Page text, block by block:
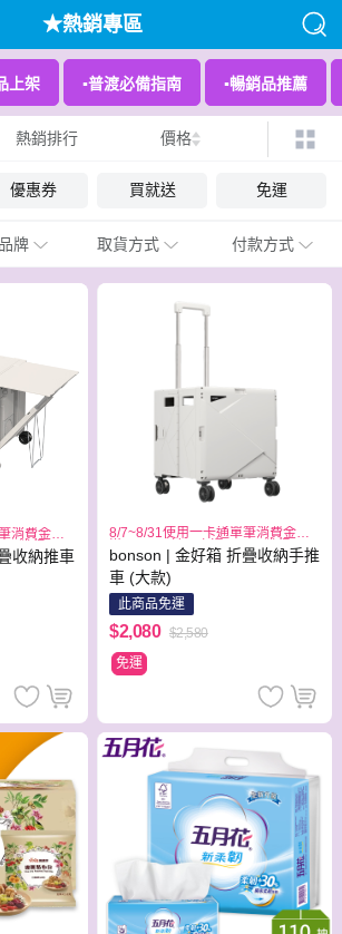
★熱銷專區
上架 ▪︎普渡必備指南 ▪︎暢銷品推薦
熱銷排行 價格
優惠券 買就送 免運
品牌 取貨方式 付款方式
消費金額
可獲得300
收納推車
8/7~8/31使用一卡通單筆消費金額
滿1999元,於一卡通APP可獲得300
元儲值金回饋
bonson | 金好箱 折疊收納手推
車 (大款)
此商品免運
$2,080 $2,580
免運